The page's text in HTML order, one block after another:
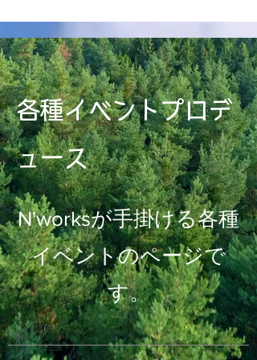
各種イベントプロデ
ュース
​N'worksが手掛ける各種
イベントのページで
す。